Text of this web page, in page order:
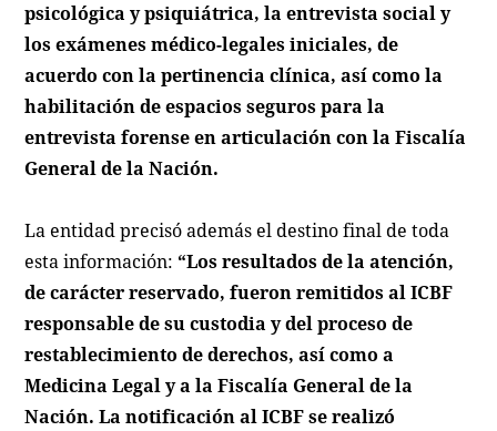
psicológica y psiquiátrica, la entrevista social y
los exámenes médico-legales iniciales, de
acuerdo con la pertinencia clínica, así como la
habilitación de espacios seguros para la
entrevista forense en articulación con la Fiscalía
General de la Nación.
La entidad precisó además el destino final de toda
esta información: “Los resultados de la atención,
de carácter reservado, fueron remitidos al ICBF
responsable de su custodia y del proceso de
restablecimiento de derechos, así como a
Medicina Legal y a la Fiscalía General de la
Nación. La notificación al ICBF se realizó